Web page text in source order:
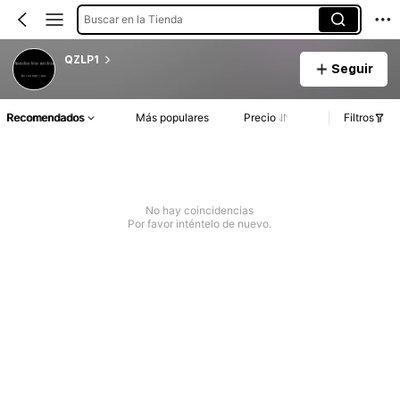
Buscar en la Tienda
QZLP1
Seguir
Recomendados Más populares Precio Filtros
No hay coincidencias
Por favor inténtelo de nuevo.